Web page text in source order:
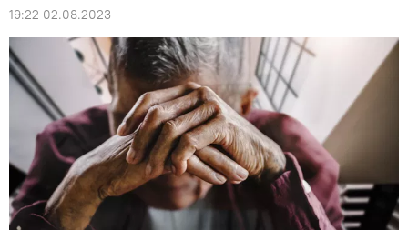
19:22 02.08.2023